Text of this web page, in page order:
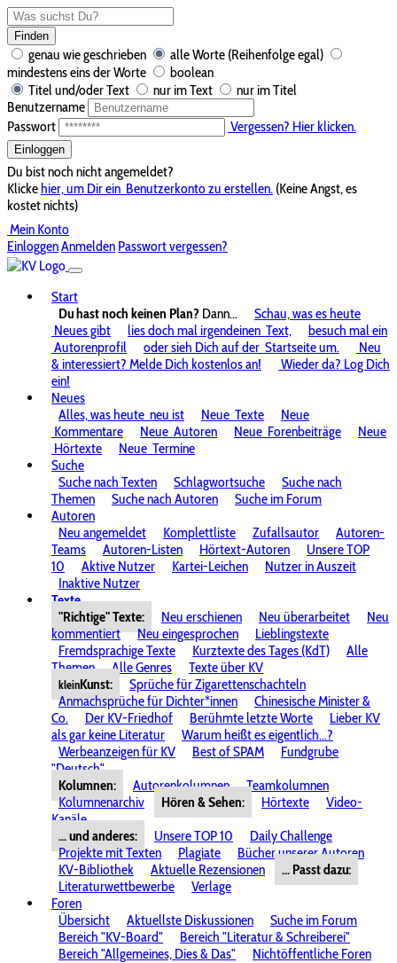
Finden
genau wie geschrieben
alle Worte (Reihenfolge egal)
mindestens eins der Worte
boolean
Titel und/oder Text
nur im Text
nur im Titel
Benutzername
Passwort
Vergessen? Hier klicken.
Einloggen
Du bist noch nicht angemeldet?
Klickehier, um Dir ein Benutzerkonto zu erstellen. (Keine Angst, es
kostet nichts)
Mein Konto
EinloggenAnmelden Passwort vergessen?
Start
Du hast noch keinen Plan? Dann...
Schau, was es heute
Neues gibt
lies doch mal irgendeinen Text,
besuch mal ein
Autorenprofil
oder sieh Dich auf der Startseite um.
Neu
& interessiert? Melde Dich kostenlos an!
Wieder da? Log Dich
ein!
Neues
Alles, was heute neu ist Neue Texte
Neue
Kommentare
Neue Autoren Neue Forenbeiträge
Neue
Hörtexte
Neue Termine
Suche
Suche nach Texten
Schlagwortsuche
Suche nach
Themen
Suche nach Autoren
Suche im Forum
Autoren
Neu angemeldet
Komplettliste Zufallsautor
Autoren-
Teams
Autoren-Listen Hörtext-Autoren
Unsere TOP
10
Aktive Nutzer Kartei-Leichen
Nutzer in Auszeit
Inaktive Nutzer
Texte
"Richtige" Texte:
Neu erschienen Neu überarbeitet
Neu
kommentiert
Neu eingesprochen
Lieblingstexte
Fremdsprachige Texte
Kurztexte des Tages (KdT)
Alle
Themen
Alle Genres Texte über KV
kleinKunst:
Sprüche für Zigarettenschachteln
Anmachsprüche für Dichter*innen
Chinesische Minister &
Co.
Der KV-Friedhof Berühmte letzte Worte
Lieber KV
als gar keine Literatur
Warum heißt es eigentlich...?
Werbeanzeigen für KV
Best of SPAM
Fundgrube
"Deutsch"
Kolumnen:
Autorenkolumnen
Teamkolumnen
Kolumnenarchiv
Hören & Sehen: Hörtexte
Video-
Kanäle
... und anderes:
Unsere TOP 10
Daily Challenge
Projekte mit Texten
Plagiate
Bücher unserer Autoren
KV-Bibliothek
Aktuelle Rezensionen
... Passt dazu:
Literaturwettbewerbe
Verlage
Foren
Übersicht
Aktuellste Diskussionen
Suche im Forum
Bereich "KV-Board"
Bereich "Literatur & Schreiberei"
Bereich "Allgemeines, Dies & Das"
Nichtöffentliche Foren